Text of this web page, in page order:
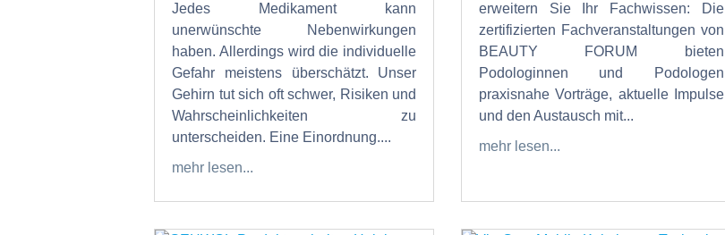
Jedes Medikament kann
unerwünschte Nebenwirkungen
haben. Allerdings wird die individuelle
Gefahr meistens überschätzt. Unser
Gehirn tut sich oft schwer, Risiken und
Wahrscheinlichkeiten zu
unterscheiden. Eine Einordnung....
mehr lesen...
erweitern Sie Ihr Fachwissen: Die
zertifizierten Fachveranstaltungen von
BEAUTY FORUM bieten
Podologinnen und Podologen
praxisnahe Vorträge, aktuelle Impulse
und den Austausch mit...
mehr lesen...